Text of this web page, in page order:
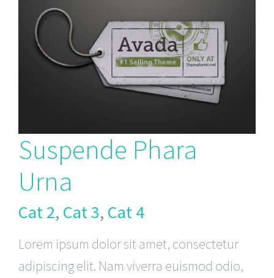
Suspende Phara
Urna
Cat 2, Cat 3, Cat 4
Lorem ipsum dolor sit amet, consectetur
adipiscing elit. Nam viverra euismod odio,